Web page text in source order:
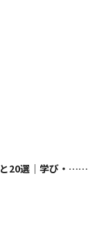
と20選｜学び・……